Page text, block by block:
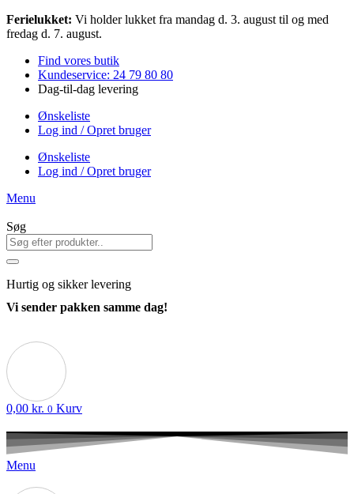
Videre
til
Ferielukket: Vi holder lukket fra mandag d. 3. august til og med
fredag d. 7. august.
Find vores butik
Kundeservice: 24 79 80 80
Dag-til-dag levering
Ønskeliste
Log ind / Opret bruger
Ønskeliste
Log ind / Opret bruger
Menu
Søg
Hurtig og sikker levering
Vi sender pakken samme dag!
0,00 kr. 0 Kurv
Menu